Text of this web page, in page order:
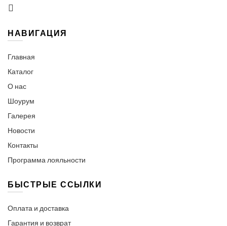
НАВИГАЦИЯ
Главная
Каталог
О нас
Шоурум
Галерея
Новости
Контакты
Программа лояльности
БЫСТРЫЕ ССЫЛКИ
Оплата и доставка
Гарантия и возврат